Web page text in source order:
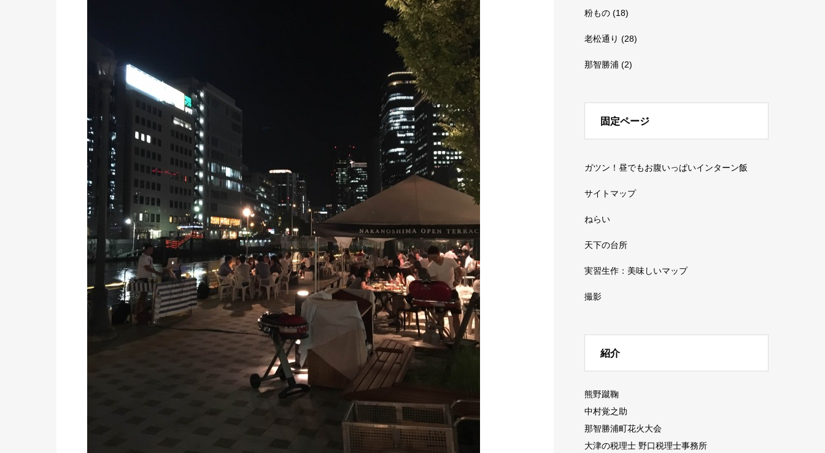
粉もの (18)
老松通り (28)
那智勝浦 (2)
固定ページ
ガツン！昼でもお腹いっぱいインターン飯
サイトマップ
ねらい
天下の台所
実習生作：美味しいマップ
撮影
紹介
熊野蹴鞠
中村覚之助
那智勝浦町花火大会
大津の税理士 野口税理士事務所